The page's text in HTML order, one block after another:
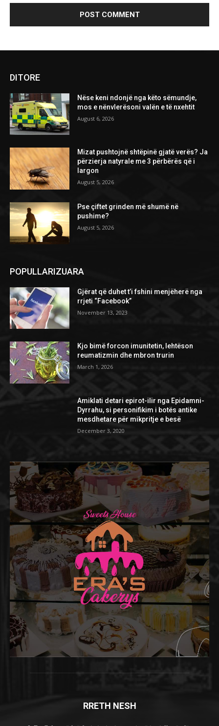
DITORE
Nëse keni ndonjë nga këto sëmundje,
mos e nënvlerësoni valën e të nxehtit
August 6, 2026
Mizat pushtojnë shtëpinë gjatë verës? Ja
përzierja natyrale me 3 përbërës që i
largon
August 5, 2026
Pse çiftet grinden më shumë në
pushime?
August 5, 2026
POPULLARIZUARA
Gjërat që duhet t’i fshini menjëherë nga
rrjeti “Facebook”
November 13, 2023
Kjo bimë forcon imunitetin, lehtëson
reumatizmin dhe mbron trurin
March 1, 2026
Amiklati detari epirot-ilir nga Epidamni-
Dyrrahu, si personifikim i botës antike
mesdhetare për mikpritje e besë
December 3, 2020
RRETH NESH